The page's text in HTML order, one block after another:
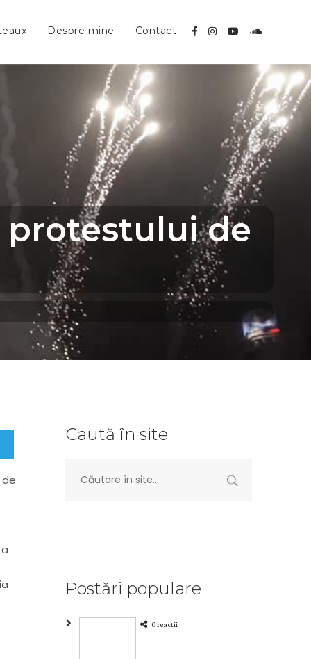
Despre mine Contact
de
Caută în site
Postări populare
0 reactii